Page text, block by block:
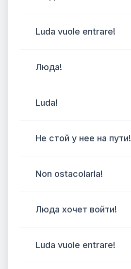
Luda vuole entrare!
Люда!
Luda!
Не стой у нее на пути!
Non ostacolarla!
Люда хочет войти!
Luda vuole entrare!